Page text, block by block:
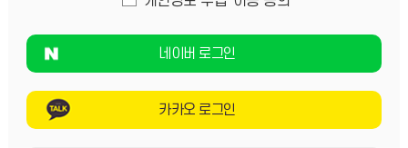
네이버 로그인
카카오 로그인